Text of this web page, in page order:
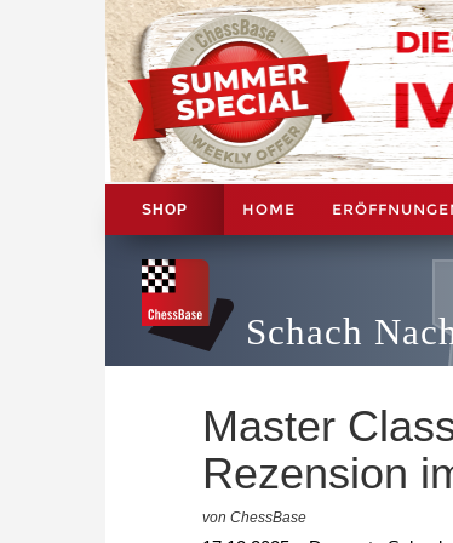
SHOP HOME
Schach
Master
Rezension
von ChessBase